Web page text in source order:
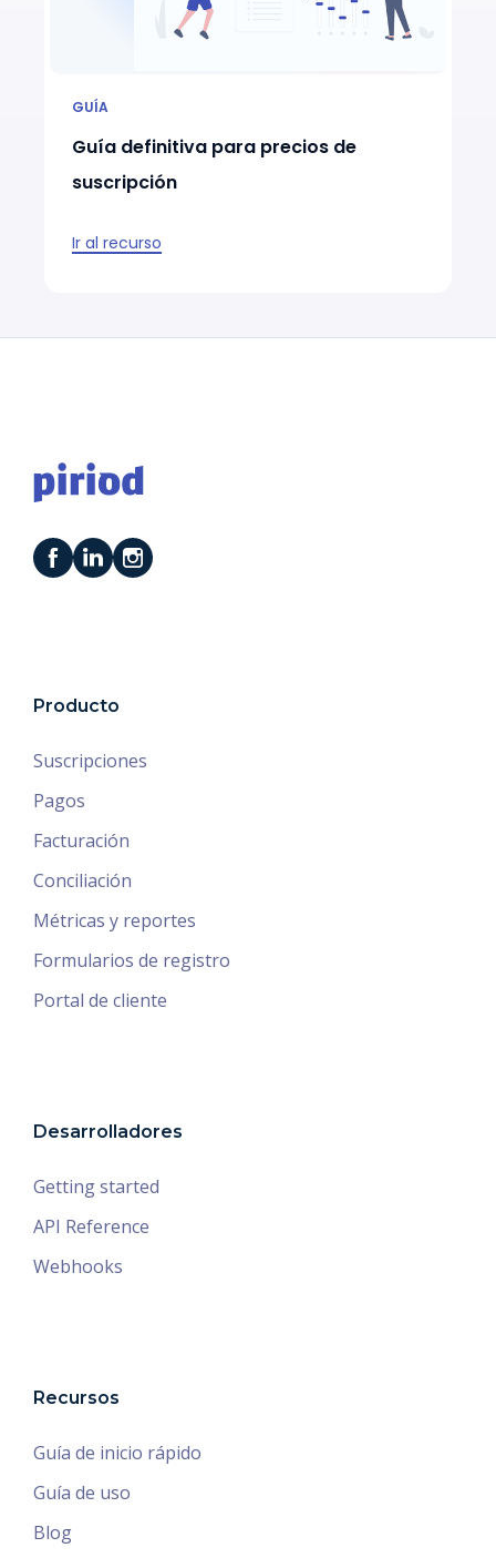
GUÍA
Guía definitiva para precios de
suscripción
Ir al recurso
Producto
Suscripciones
Pagos
Facturación
Conciliación
Métricas y reportes
Formularios de registro
Portal de cliente
Desarrolladores
Getting started
API Reference
Webhooks
Recursos
Guía de inicio rápido
Guía de uso
Blog